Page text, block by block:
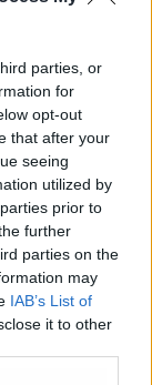
parties, or
for
opt-out
that after your
seeing
utilized by
prior to
further
parties on the
may
IAB’s List of
it to other
sezione
oggi la
orario
secondo
per la
classe
attesa di
le
è
della
i propri
e 20
aCamerano.